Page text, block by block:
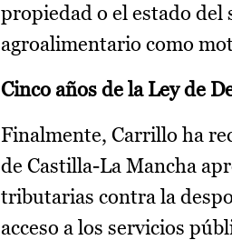
propiedad o el estado
agroalimentario como
Cinco años de la Ley de
Finalmente, Carrillo ha
de Castilla-La Mancha
tributarias contra la
acceso a los servicios